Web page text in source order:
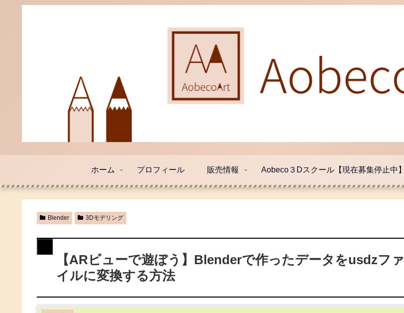
ホーム プロフィール 販売情報 Aobeco３Dスクール【現在募集停止中】
Blender 3Dモデリング
【ARビューで遊ぼう】Blenderで作ったデータをusdzファ
イルに変換する方法